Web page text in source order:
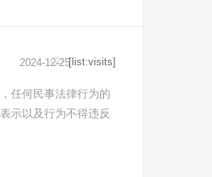
任何民事法律行为的
示以及行为不得违反
2024-12-25[list:visits]